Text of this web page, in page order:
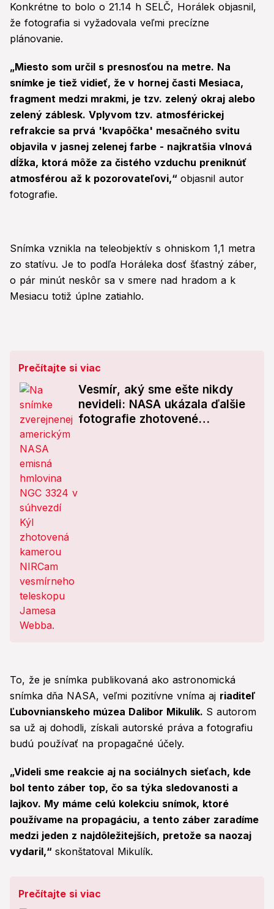
Konkrétne to bolo o 21.14 h SELČ, Horálek objasnil,
že fotografia si vyžadovala veľmi precízne
plánovanie.
„Miesto som určil s presnosťou na metre. Na
snímke je tiež vidieť, že v hornej časti Mesiaca,
fragment medzi mrakmi, je tzv. zelený okraj alebo
zelený záblesk. Vplyvom tzv. atmosférickej
refrakcie sa prvá 'kvapôčka' mesačného svitu
objavila v jasnej zelenej farbe - najkratšia vlnová
dĺžka, ktorá môže za čistého vzduchu preniknúť
atmosférou až k pozorovateľovi,“ objasnil autor
fotografie.
Snímka vznikla na teleobjektív s ohniskom 1,1 metra
zo statívu. Je to podľa Horáleka dosť šťastný záber,
o pár minút neskôr sa v smere nad hradom a k
Mesiacu totiž úplne zatiahlo.
Prečítajte si viac
Vesmír, aký sme ešte nikdy
nevideli: NASA ukázala ďalšie
fotografie zhotovené
To, že je snímka publikovaná ako astronomická
snímka dňa NASA, veľmi pozitívne vníma aj riaditeľ
Ľubovnianskeho múzea Dalibor Mikulík. S autorom
sa už aj dohodli, získali autorské práva a fotografiu
budú používať na propagačné účely.
„Videli sme reakcie aj na sociálnych sieťach, kde
bol tento záber top, čo sa týka sledovanosti a
lajkov. My máme celú kolekciu snímok, ktoré
používame na propagáciu, a tento záber zaradíme
medzi jeden z najdôležitejších, pretože sa naozaj
vydaril,“ skonštatoval Mikulík.
Prečítajte si viac